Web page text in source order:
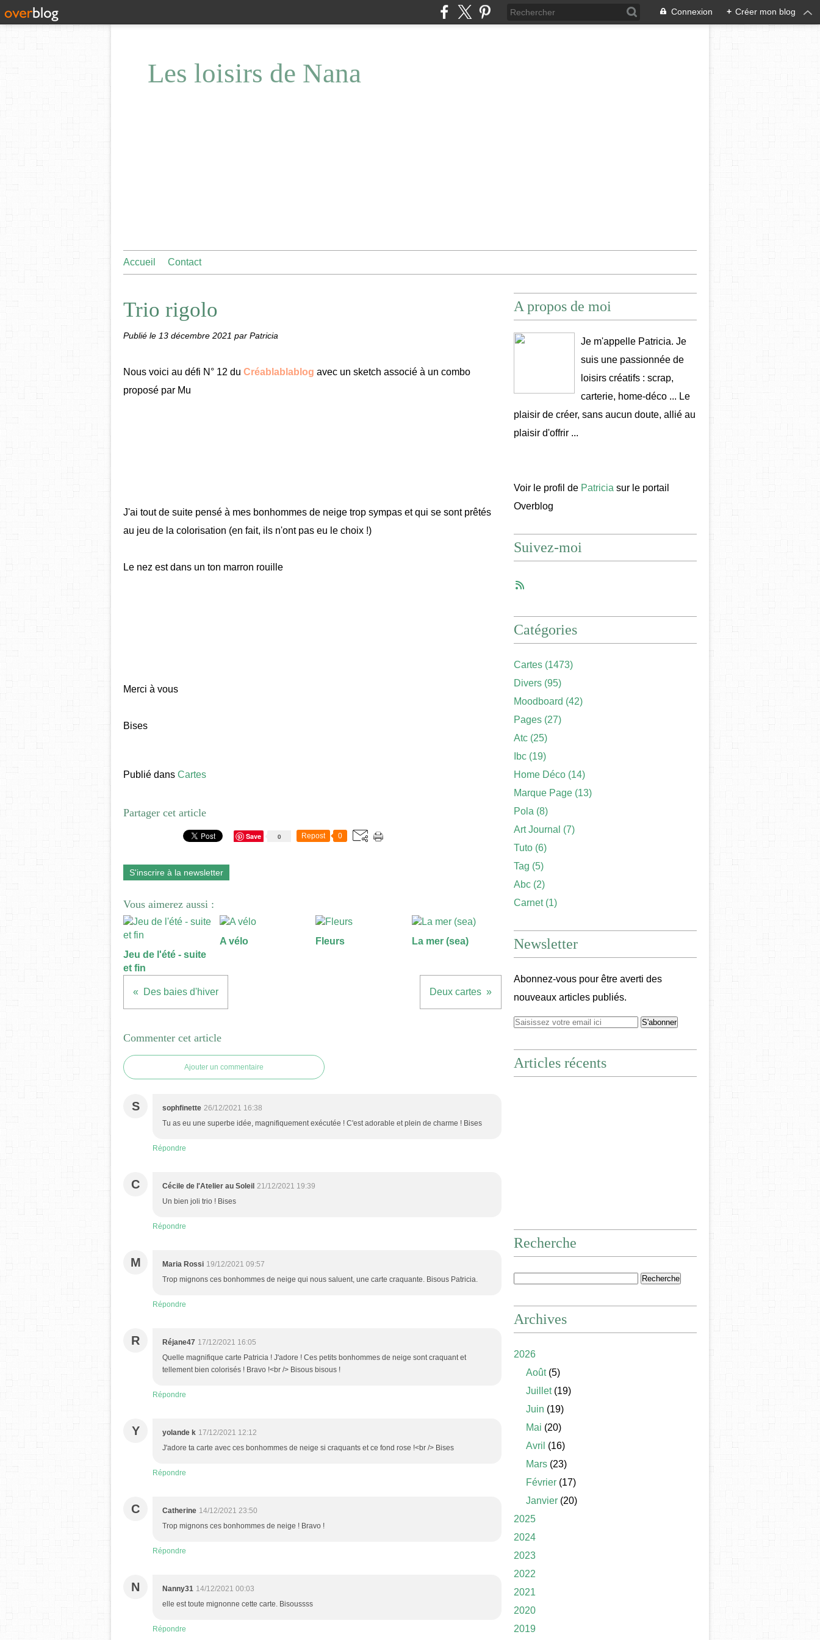
Connexion + Créer mon blog
Les loisirs de Nana
Accueil Contact
Trio rigolo
Publié le 13 décembre 2021 par Patricia
Nous voici au défi N° 12 du Créablablablog avec un sketch associé à un combo
proposé par Mu
J'ai tout de suite pensé à mes bonhommes de neige trop sympas et qui se sont prêtés
au jeu de la colorisation (en fait, ils n'ont pas eu le choix !)
Le nez est dans un ton marron rouille
Merci à vous
Bises
Publié dans Cartes
Partager cet article
0
Save Repost 0
S'inscrire à la newsletter
Vous aimerez aussi :
Jeu de l'été - suite
et fin
A vélo Fleurs La mer (sea)
Des baies d'hiver Deux cartes
Commenter cet article
Ajouter un commentaire
S sophfinette 26/12/2021 16:38
Tu as eu une superbe idée, magnifiquement exécutée ! C'est adorable et plein de charme ! Bises
Répondre
C Cécile de l'Atelier au Soleil 21/12/2021 19:39
Un bien joli trio ! Bises
Répondre
M Maria Rossi 19/12/2021 09:57
Trop mignons ces bonhommes de neige qui nous saluent, une carte craquante. Bisous Patricia.
Répondre
R Réjane47 17/12/2021 16:05
Quelle magnifique carte Patricia ! J'adore ! Ces petits bonhommes de neige sont craquant et
tellement bien colorisés ! Bravo !<br /> Bisous bisous !
Répondre
Y yolande k 17/12/2021 12:12
J'adore ta carte avec ces bonhommes de neige si craquants et ce fond rose !<br /> Bises
Répondre
C Catherine 14/12/2021 23:50
Trop mignons ces bonhommes de neige ! Bravo !
Répondre
N Nanny31 14/12/2021 00:03
elle est toute mignonne cette carte. Bisoussss
Répondre
A propos de moi
Je m'appelle Patricia. Je
suis une passionnée de
loisirs créatifs : scrap,
carterie, home-déco ... Le
plaisir de créer, sans aucun doute, allié au
plaisir d'offrir ...
Voir le profil de Patricia sur le portail
Overblog
Suivez-moi
Catégories
Cartes (1473)
Divers (95)
Moodboard (42)
Pages (27)
Atc (25)
Ibc (19)
Home Déco (14)
Marque Page (13)
Pola (8)
Art Journal (7)
Tuto (6)
Tag (5)
Abc (2)
Carnet(1)
Newsletter
Abonnez-vous pour être averti des
nouveaux articles publiés.
Articles récents
Recherche
Archives
2026
Août(5)
Juillet(19)
Juin (19)
Mai (20)
Avril (16)
Mars (23)
Février (17)
Janvier (20)
2025
2024
2023
2022
2021
2020
2019